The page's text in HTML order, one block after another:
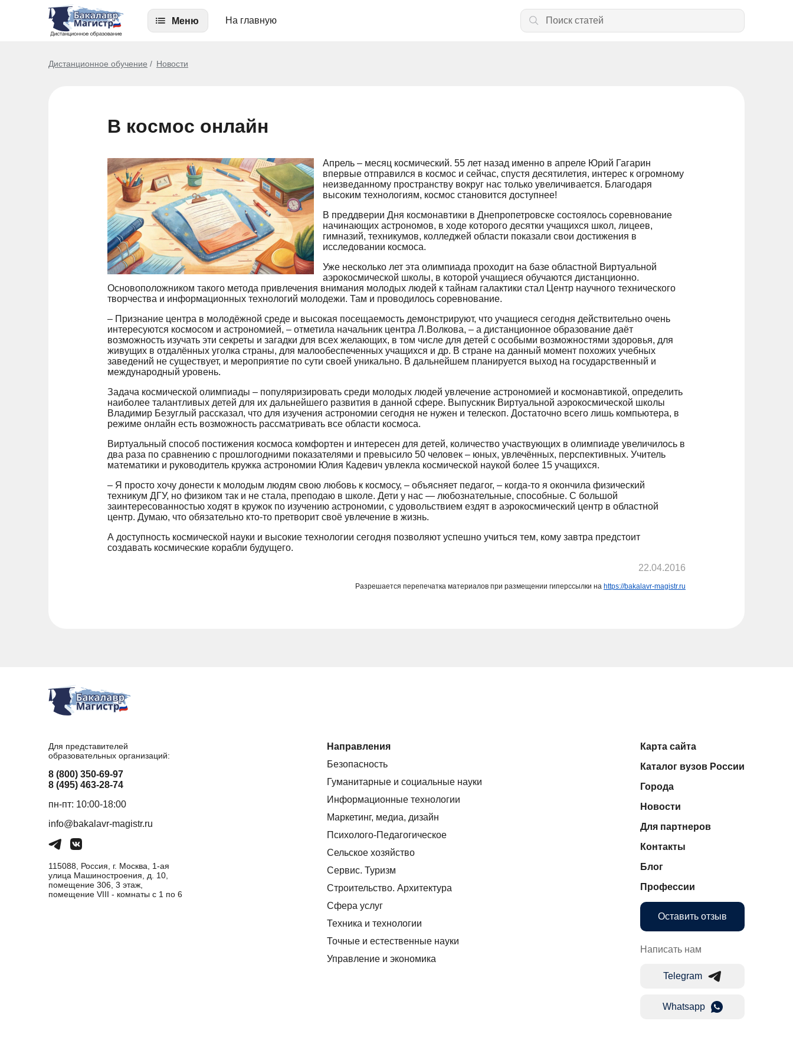
Меню На главную
Дистанционное обучение Новости
В космос онлайн
Апрель – месяц космический. 55 лет назад именно в апреле Юрий Гагарин
впервые отправился в космос и сейчас, спустя десятилетия, интерес к огромному
неизведанному пространству вокруг нас только увеличивается. Благодаря
высоким технологиям, космос становится доступнее!
В преддверии Дня космонавтики в Днепропетровске состоялось соревнование
начинающих астрономов, в ходе которого десятки учащихся школ, лицеев,
гимназий, техникумов, колледжей области показали свои достижения в
исследовании космоса.
Уже несколько лет эта олимпиада проходит на базе областной Виртуальной
аэрокосмической школы, в которой учащиеся обучаются дистанционно.
Основоположником такого метода привлечения внимания молодых людей к тайнам галактики стал Центр научного технического
творчества и информационных технологий молодежи. Там и проводилось соревнование.
– Признание центра в молодёжной среде и высокая посещаемость демонстрируют, что учащиеся сегодня действительно очень
интересуются космосом и астрономией, – отметила начальник центра Л.Волкова, – а дистанционное образование даёт
возможность изучать эти секреты и загадки для всех желающих, в том числе для детей с особыми возможностями здоровья, для
живущих в отдалённых уголка страны, для малообеспеченных учащихся и др. В стране на данный момент похожих учебных
заведений не существует, и мероприятие по сути своей уникально. В дальнейшем планируется выход на государственный и
международный уровень.
Задача космической олимпиады – популяризировать среди молодых людей увлечение астрономией и космонавтикой, определить
наиболее талантливых детей для их дальнейшего развития в данной сфере. Выпускник Виртуальной аэрокосмической школы
Владимир Безуглый рассказал, что для изучения астрономии сегодня не нужен и телескоп. Достаточно всего лишь компьютера, в
режиме онлайн есть возможность рассматривать все области космоса.
Виртуальный способ постижения космоса комфортен и интересен для детей, количество участвующих в олимпиаде увеличилось в
два раза по сравнению с прошлогодними показателями и превысило 50 человек – юных, увлечённых, перспективных. Учитель
математики и руководитель кружка астрономии Юлия Кадевич увлекла космической наукой более 15 учащихся.
– Я просто хочу донести к молодым людям свою любовь к космосу, – объясняет педагог, – когда-то я окончила физический
техникум ДГУ, но физиком так и не стала, преподаю в школе. Дети у нас — любознательные, способные. С большой
заинтересованностью ходят в кружок по изучению астрономии, с удовольствием ездят в аэрокосмический центр в областной
центр. Думаю, что обязательно кто-то претворит своё увлечение в жизнь.
А доступность космической науки и высокие технологии сегодня позволяют успешно учиться тем, кому завтра предстоит
создавать космические корабли будущего.
22.04.2016
Разрешается перепечатка материалов при размещении гиперссылки на https://bakalavr-magistr.ru
Для представителей
образовательных организаций:
8 (800) 350-69-97
8 (495) 463-28-74
пн-пт: 10:00-18:00
info@bakalavr-magistr.ru
115088, Россия, г. Москва, 1-ая
улица Машиностроения, д. 10,
помещение 306, 3 этаж,
помещение VIII - комнаты с 1 по 6
Направления
Безопасность
Гуманитарные и социальные науки
Информационные технологии
Маркетинг, медиа, дизайн
Психолого-Педагогическое
Сельское хозяйство
Сервис. Туризм
Строительство. Архитектура
Сфера услуг
Техника и технологии
Точные и естественные науки
Управление и экономика
Карта сайта
Каталог вузов России
Города
Новости
Для партнеров
Контакты
Блог
Профессии
Оставить отзыв
Написать нам
Telegram
Whatsapp